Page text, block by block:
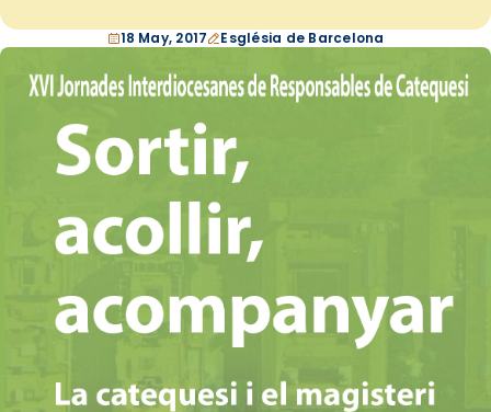
18 May, 2017 Església de Barcelona